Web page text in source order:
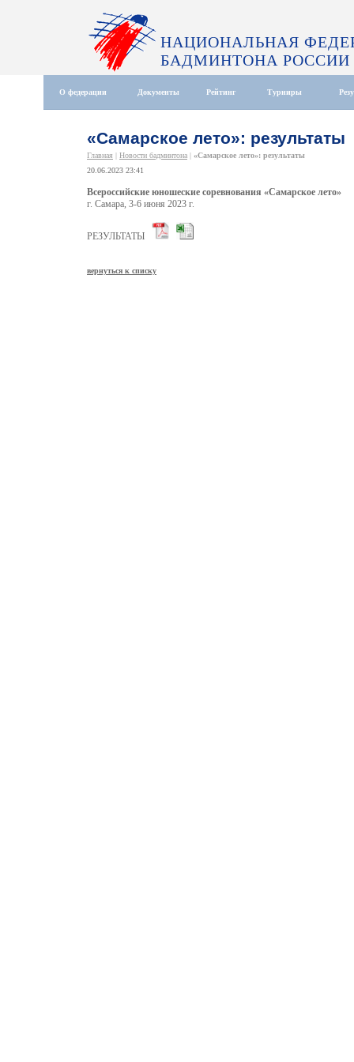
НАЦИОНАЛЬНАЯ
БАДМИНТОНА РОССИИ
О федерации Документы Рейтинг Турниры
«Самарское лето»: результаты
Главная | Новости бадминтона | «Самарское лето»: результаты
20.06.2023 23:41
Всероссийские юношеские соревнования «Самарское лето»
г. Самара, 3-6 июня 2023 г.
РЕЗУЛЬТАТЫ
вернуться к списку